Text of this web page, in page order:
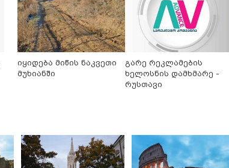
იყიდება მიწის ნაკვეთი
მუხიანში
გარე რეკლამების
ხელოსნის დამხმარე -
რუსთავი